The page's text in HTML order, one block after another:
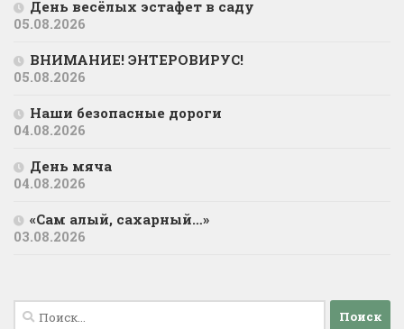
День весёлых эстафет в саду
05.08.2026
ВНИМАНИЕ! ЭНТЕРОВИРУС!
05.08.2026
Наши безопасные дороги
04.08.2026
День мяча
04.08.2026
«Сам алый, сахарный…»
03.08.2026
Найти: